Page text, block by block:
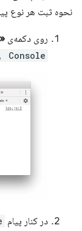
نحوه ثبت هر نوع
روی دکمه‌ی
Console!
در کنار پیام